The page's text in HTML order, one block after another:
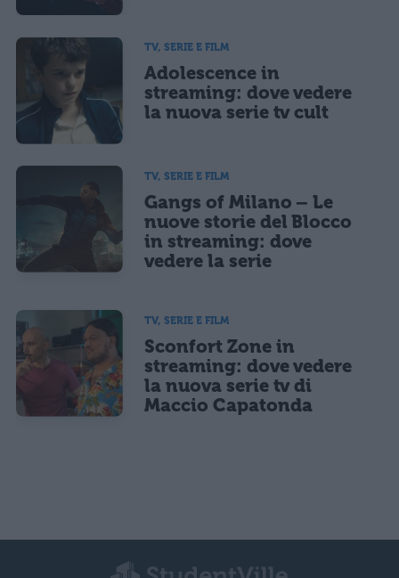
TV, SERIE E FILM
Adolescence in
streaming: dove vedere
la nuova serie tv cult
TV, SERIE E FILM
Gangs of Milano – Le
nuove storie del Blocco
in streaming: dove
vedere la serie
TV, SERIE E FILM
Sconfort Zone in
streaming: dove vedere
la nuova serie tv di
Maccio Capatonda